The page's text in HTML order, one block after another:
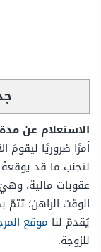
الاستعلام عن
أمرًا ضروريًا ليقومَ
لتجنب ما قد
عقوبات مالية،
الوقت الراهن؛
يُقدمّ لنا موقع
للزوجة.